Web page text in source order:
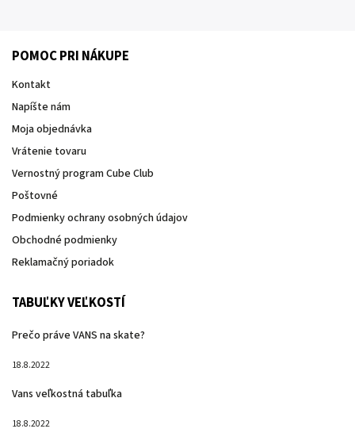
POMOC PRI NÁKUPE
Kontakt
Napíšte nám
Moja objednávka
Vrátenie tovaru
Vernostný program Cube Club
Poštovné
Podmienky ochrany osobných údajov
Obchodné podmienky
Reklamačný poriadok
TABUĽKY VEĽKOSTÍ
Prečo práve VANS na skate?
18.8.2022
Vans veľkostná tabuľka
18.8.2022